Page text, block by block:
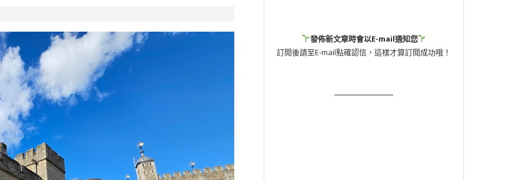
發佈新文章時會以E-mail通知您
訂閱後請至E-mail點確認信，這樣才算訂閱成功哦！